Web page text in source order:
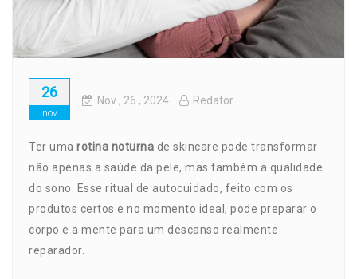
26
nov
Nov , 26 , 2024 Redator
Ter uma rotina noturna de skincare pode transformar
não apenas a saúde da pele, mas também a qualidade
do sono. Esse ritual de autocuidado, feito com os
produtos certos e no momento ideal, pode preparar o
corpo e a mente para um descanso realmente
reparador.